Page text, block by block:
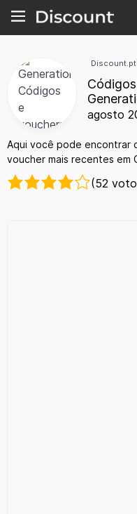
Discount.pt
agosto
Aqui você pode encontrar
voucher mais recentes em
(52